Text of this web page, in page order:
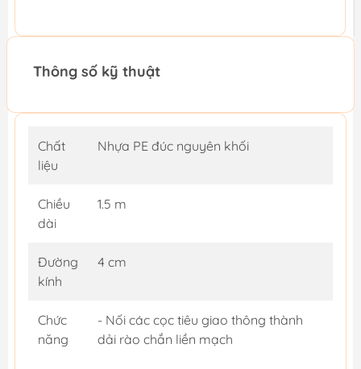
Thông số kỹ thuật
Chất
liệu
Nhựa PE đúc nguyên khối
Chiều
dài
1.5 m
Đường
kính
4 cm
Chức
năng
- Nối các cọc tiêu giao thông thành
dải rào chắn liền mạch